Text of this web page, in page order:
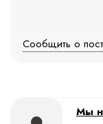
Сообщить о
Мы